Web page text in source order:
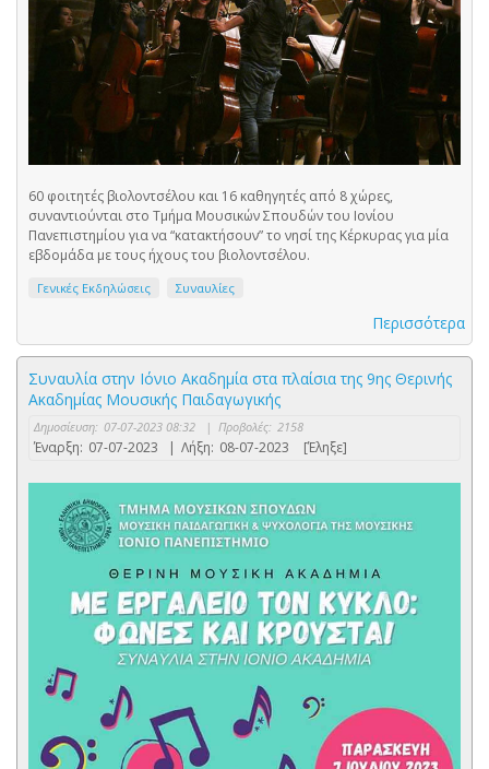
60 φοιτητές βιολοντσέλου και 16 καθηγητές από 8 χώρες,
συναντιούνται στο Τμήμα Μουσικών Σπουδών του Ιονίου
Πανεπιστημίου για να “κατακτήσουν” το νησί της Κέρκυρας για μία
εβδομάδα με τους ήχους του βιολοντσέλου.
Γενικές Εκδηλώσεις Συναυλίες
Περισσότερα
Συναυλία στην Ιόνιο Ακαδημία στα πλαίσια της 9ης Θερινής
Ακαδημίας Μουσικής Παιδαγωγικής
Δημοσίευση: 07-07-2023 08:32 | Προβολές: 2158
Έναρξη: 07-07-2023 | Λήξη: 08-07-2023 [Έληξε]